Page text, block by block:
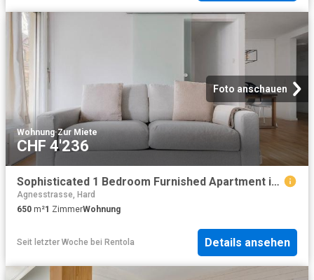
Foto anschauen
Wohnung·Zur Miete
CHF 4'236
Sophisticated 1 Bedroom Furnished Apartment in Enge, Zurich Amsterdam Apartments for Rent
Agnesstrasse, Hard
650 m²1 ZimmerWohnung
Seit letzter Woche bei Rentola Details ansehen